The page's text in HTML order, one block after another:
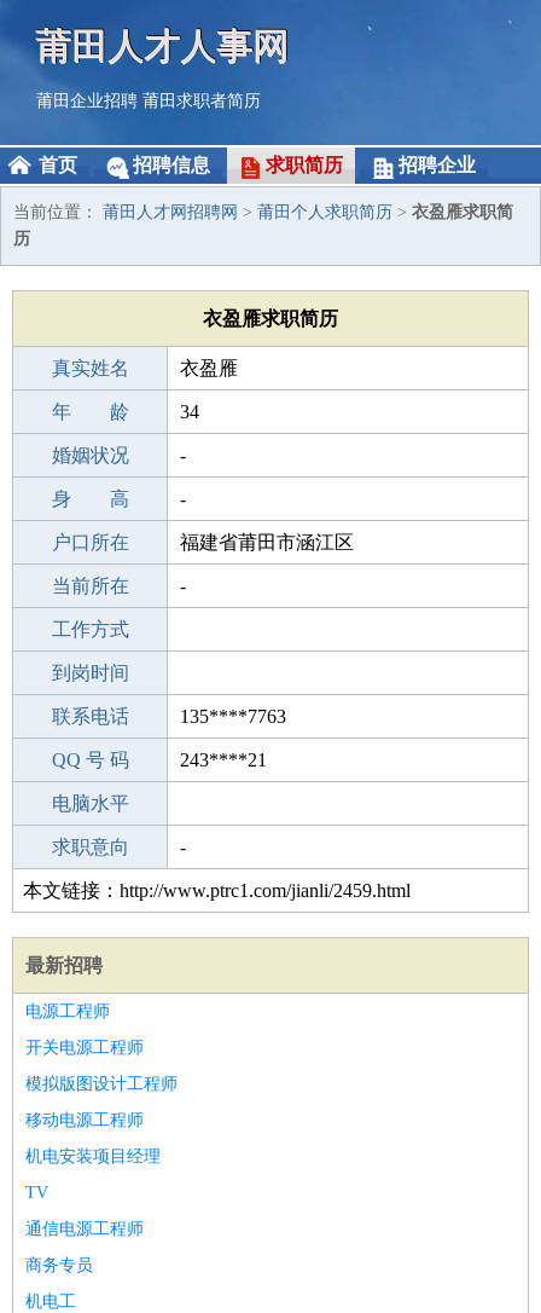
莆田人才人事网
莆田企业招聘 莆田求职者简历
首页 招聘信息 求职简历 招聘企业
当前位置： 莆田人才网招聘网 > 莆田个人求职简历 > 衣盈雁求职简
历
衣盈雁求职简历
真实姓名 衣盈雁
性 别 女
年 龄 34
出生年月 1992-05-26
婚姻状况 -
学 历 高中
身 高 -
毕业学校 襄樊第三中学
户口所在 福建省莆田市涵江区
所学专业 -
当前所在 -
工作经验
工作方式
驾 照
到岗时间
期望月薪
联系电话 135****7763
手机号码 135****7763
QQ 号 码 243****21
微信号码
电脑水平
外语水平
求职意向 -
本文链接：http://www.ptrc1.com/jianli/2459.html
最新招聘
电源工程师
开关电源工程师
模拟版图设计工程师
移动电源工程师
机电安装项目经理
TV
通信电源工程师
商务专员
机电工